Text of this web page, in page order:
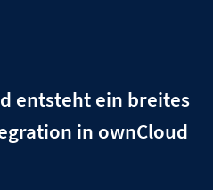
entsteht ein breites
in ownCloud